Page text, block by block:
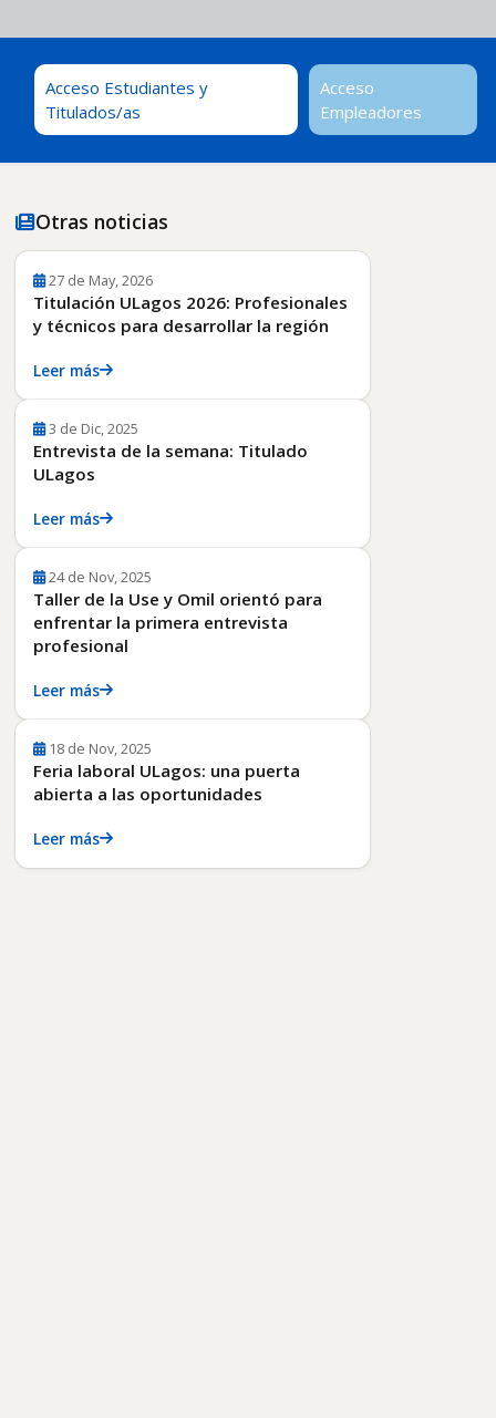
Acceso Estudiantes y
Titulados/as
Acceso
Empleadores
Otras noticias
27 de May, 2026
Titulación ULagos 2026: Profesionales
y técnicos para desarrollar la región
Leer más
3 de Dic, 2025
Entrevista de la semana: Titulado
ULagos
Leer más
24 de Nov, 2025
Taller de la Use y Omil orientó para
enfrentar la primera entrevista
profesional
Leer más
18 de Nov, 2025
Feria laboral ULagos: una puerta
abierta a las oportunidades
Leer más